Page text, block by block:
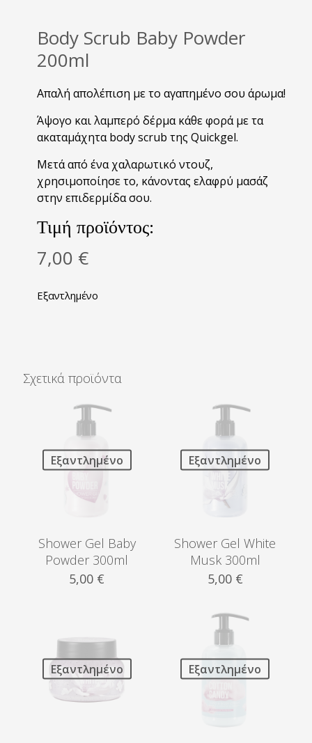
Body Scrub Baby Powder
200ml
Απαλή απολέπιση με το αγαπημένο σου άρωμα!
Άψογο και λαμπερό δέρμα κάθε φορά με τα
ακαταμάχητα body scrub της Quickgel.
Μετά από ένα χαλαρωτικό ντουζ,
χρησιμοποίησε το, κάνοντας ελαφρύ μασάζ
στην επιδερμίδα σου.
Τιμή προϊόντος:
7,00 €
Εξαντλημένο
Σχετικά προϊόντα
Εξαντλημένο
Shower Gel Baby
Powder 300ml
5,00 €
Εξαντλημένο
Shower Gel White
Musk 300ml
5,00 €
Εξαντλημένο Εξαντλημένο